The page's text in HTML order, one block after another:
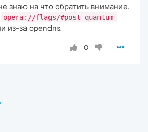
знаю на что обратить внимание.
opera://flags/#post-quantum-
из-за opendns.
0